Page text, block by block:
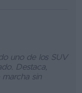
uno de los SUV
Destaca,
sin